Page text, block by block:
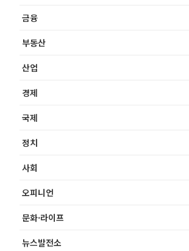
금융
부동산
산업
경제
국제
정치
사회
오피니언
문화·라이프
뉴스발전소